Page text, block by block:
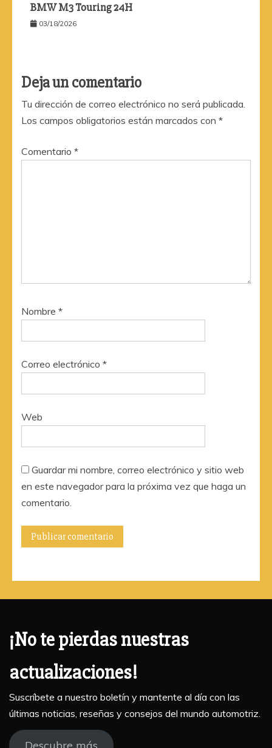
BMW M3 Touring 24H
03/18/2026
Deja un comentario
Tu dirección de correo electrónico no será publicada.
Los campos obligatorios están marcados con *
Comentario *
Nombre *
Correo electrónico *
Web
Guardar mi nombre, correo electrónico y sitio web
en este navegador para la próxima vez que haga un
comentario.
¡No te pierdas nuestras
actualizaciones!
Suscríbete a nuestro boletín y mantente al día con las
últimas noticias, reseñas y consejos del mundo automotriz.